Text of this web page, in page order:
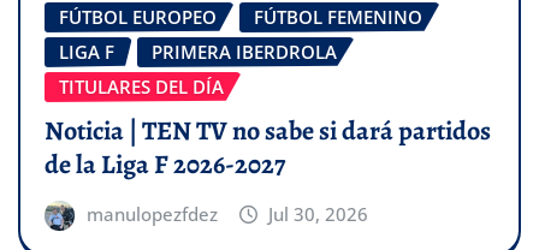
FÚTBOL EUROPEO
FÚTBOL FEMENINO
LIGA F
PRIMERA IBERDROLA
TITULARES DEL DÍA
Noticia | TEN TV no sabe si dará partidos
de la Liga F 2026-2027
manulopezfdez Jul 30, 2026